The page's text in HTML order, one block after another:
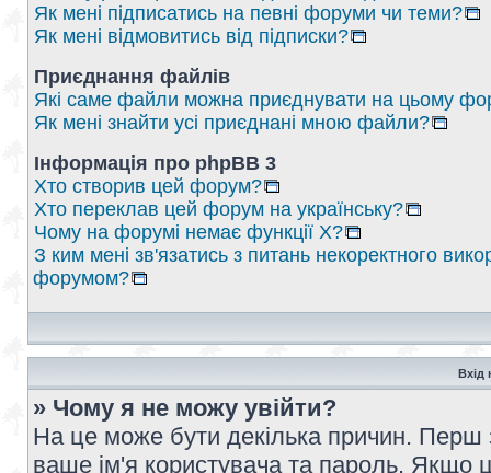
Як мені підписатись на певні форуми чи теми?
Як мені відмовитись від підписки?
Приєднання файлів
Які саме файли можна приєднувати на цьому
Як мені знайти усі приєднані мною файли?
Інформація про phpBB 3
Хто створив цей форум?
Хто переклав цей форум на українську?
Чому на форумі немає функції X?
З ким мені зв'язатись з питань некоректного
форумом?
Вхід
» Чому я не можу увійти?
На це може бути декілька причин. Перш
ваше ім'я користувача та пароль. Якщо